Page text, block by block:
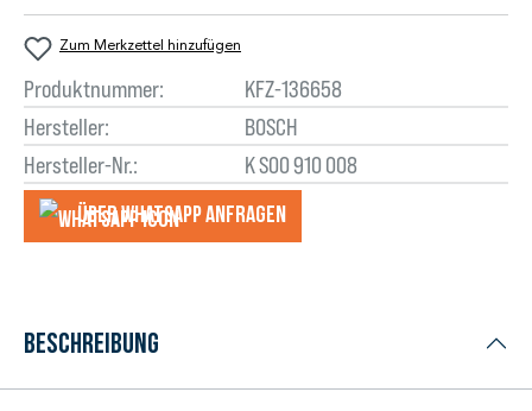
Zum Merkzettel hinzufügen
Produktnummer:
KFZ-136658
Hersteller:
BOSCH
Hersteller-Nr.:
K S00 910 008
Über WhatsApp anfragеn
Beschreibung